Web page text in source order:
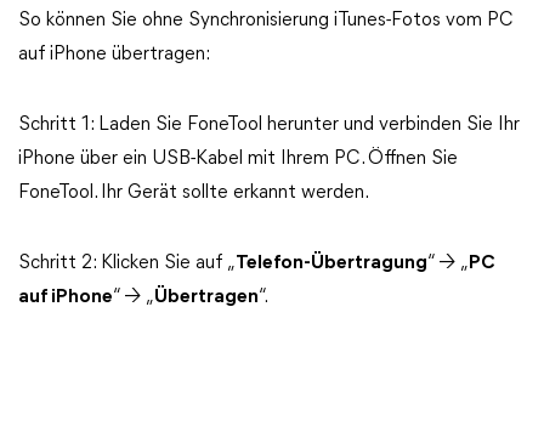
So können Sie ohne Synchronisierung iTunes-Fotos vom PC
auf iPhone übertragen:
Schritt 1: Laden Sie FoneTool herunter und verbinden Sie Ihr
iPhone über ein USB-Kabel mit Ihrem PC. Öffnen Sie
FoneTool. Ihr Gerät sollte erkannt werden.
Schritt 2: Klicken Sie auf „Telefon-Übertragung“ → „ PC
auf iPhone“ → „Übertragen“.